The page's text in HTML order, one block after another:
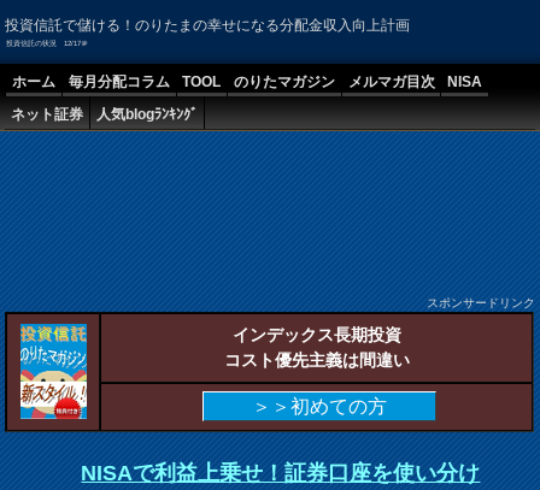
投資信託で儲ける！のりたまの幸せになる分配金収入向上計画
投資信託の状況 12/17＠
ホーム 毎月分配コラム TOOL のりたマガジン メルマガ目次
NISA
ネット証券
人気blogﾗﾝｷﾝｸﾞ
スポンサードリンク
インデックス長期投資
コスト優先主義は間違い
＞＞初めての方
NISAで利益上乗せ！証券口座を使い分け